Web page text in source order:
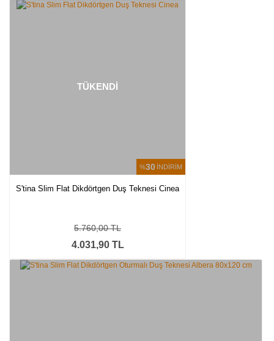
%30 İNDİRİM
TÜKENDİ
S'tina Slim Flat Dikdörtgen Duş Teknesi Cinea
4.031,90 TL
5.760,00 TL